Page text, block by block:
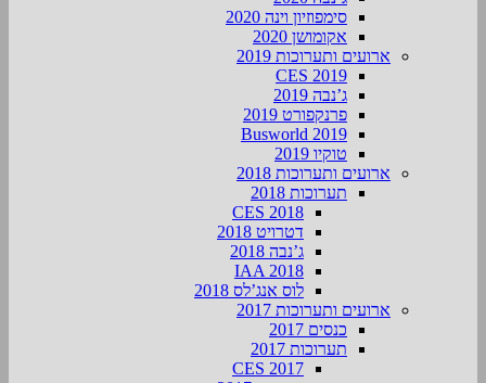
סימפוזיון וינה 2020
אקומושן 2020
ארועים ותערוכות 2019
CES 2019
ג’נבה 2019
פרנקפורט 2019
Busworld 2019
טוקיו 2019
ארועים ותערוכות 2018
תערוכות 2018
CES 2018
דטרויט 2018
ג’נבה 2018
IAA 2018
לוס אנג’לס 2018
ארועים ותערוכות 2017
כנסים 2017
תערוכות 2017
CES 2017